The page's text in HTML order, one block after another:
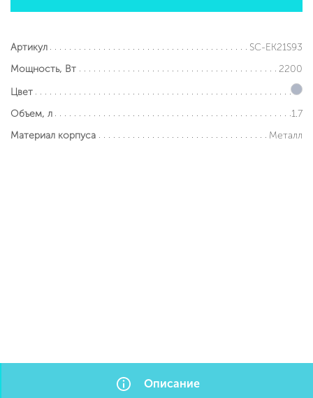
Артикул
SC-EK21S93
Мощность, Вт
2200
Цвет
Объем, л
1.7
Материал корпуса
Металл
Описание